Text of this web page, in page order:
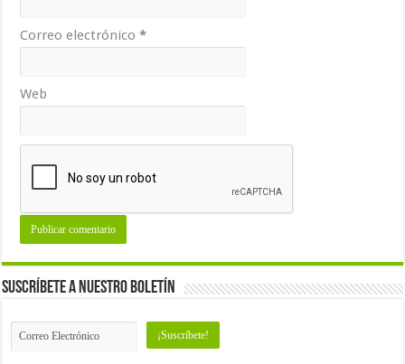
Correo electrónico*
Web
Suscríbete a nuestro Boletín